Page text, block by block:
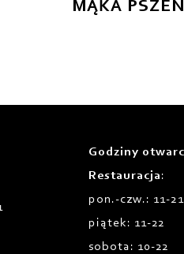
Godziny
Restauracja:
pon.-czw.: 11-21
piątek: 11-22
sobota: 10-22